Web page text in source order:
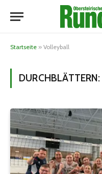
Startseite » Volleyball
DURCHBLÄTTERN: